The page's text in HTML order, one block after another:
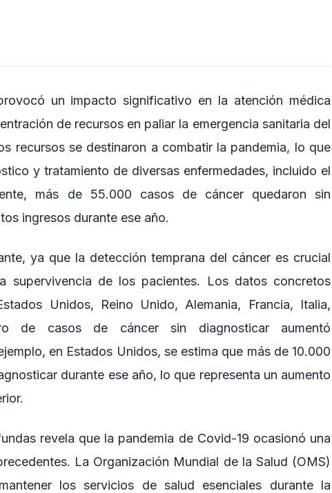
un impacto significativo en la atención médica
de recursos en paliar la emergencia sanitaria del
recursos se destinaron a combatir la pandemia, lo que
y tratamiento de diversas enfermedades, incluido el
más de 55.000 casos de cáncer quedaron sin
ingresos durante ese año.
ya que la detección temprana del cáncer es crucial
supervivencia de los pacientes. Los datos concretos
Unidos, Reino Unido, Alemania, Francia, Italia,
de casos de cáncer sin diagnosticar aumentó
en Estados Unidos, se estima que más de 10.000
durante ese año, lo que representa un aumento
revela que la pandemia de Covid-19 ocasionó una
La Organización Mundial de la Salud (OMS)
los servicios de salud esenciales durante la